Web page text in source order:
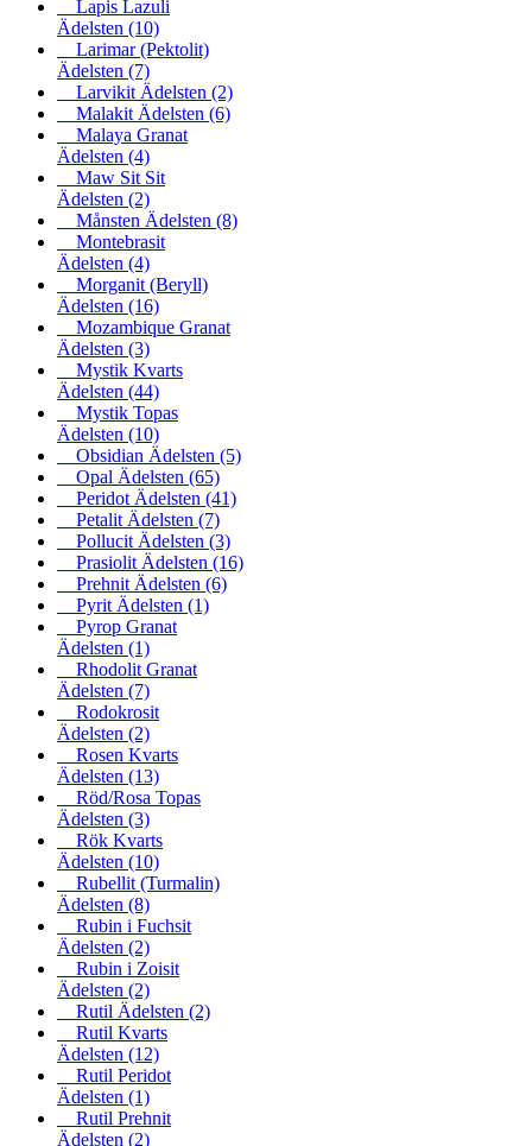
Lapis Lazuli
Ädelsten (10)
Larimar (Pektolit)
Ädelsten (7)
Larvikit Ädelsten (2)
Malakit Ädelsten (6)
Malaya Granat
Ädelsten (4)
Maw Sit Sit
Ädelsten (2)
Månsten Ädelsten (8)
Montebrasit
Ädelsten (4)
Morganit (Beryll)
Ädelsten (16)
Mozambique Granat
Ädelsten (3)
Mystik Kvarts
Ädelsten (44)
Mystik Topas
Ädelsten (10)
Obsidian Ädelsten (5)
Opal Ädelsten (65)
Peridot Ädelsten (41)
Petalit Ädelsten (7)
Pollucit Ädelsten (3)
Prasiolit Ädelsten (16)
Prehnit Ädelsten (6)
Pyrit Ädelsten (1)
Pyrop Granat
Ädelsten (1)
Rhodolit Granat
Ädelsten (7)
Rodokrosit
Ädelsten (2)
Rosen Kvarts
Ädelsten (13)
Röd/Rosa Topas
Ädelsten (3)
Rök Kvarts
Ädelsten (10)
Rubellit (Turmalin)
Ädelsten (8)
Rubin i Fuchsit
Ädelsten (2)
Rubin i Zoisit
Ädelsten (2)
Rutil Ädelsten (2)
Rutil Kvarts
Ädelsten (12)
Rutil Peridot
Ädelsten (1)
Rutil Prehnit
Ädelsten (2)